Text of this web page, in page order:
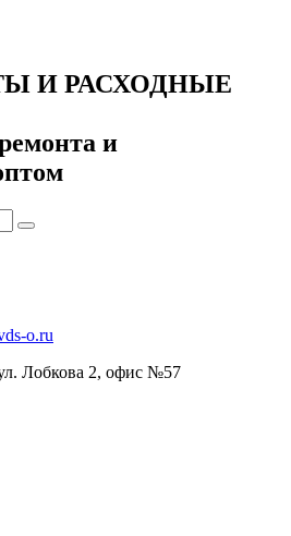
И РАСХОДНЫЕ
и
o.ru
Лобкова 2, офис №57